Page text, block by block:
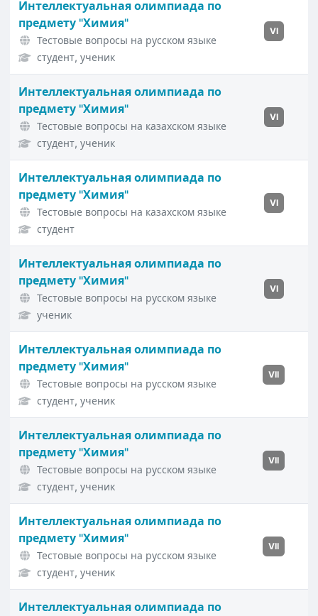
Интеллектуальная олимпиада по
предмету "Химия"
Тестовые вопросы на русском языке
студент, ученик
VI
Интеллектуальная олимпиада по
предмету "Химия"
Тестовые вопросы на казахском языке
студент, ученик
VI
Интеллектуальная олимпиада по
предмету "Химия"
Тестовые вопросы на казахском языке
студент
VI
Интеллектуальная олимпиада по
предмету "Химия"
Тестовые вопросы на русском языке
ученик
VI
Интеллектуальная олимпиада по
предмету "Химия"
Тестовые вопросы на русском языке
студент, ученик
VII
Интеллектуальная олимпиада по
предмету "Химия"
Тестовые вопросы на русском языке
студент, ученик
VII
Интеллектуальная олимпиада по
предмету "Химия"
Тестовые вопросы на русском языке
студент, ученик
VII
Интеллектуальная олимпиада по